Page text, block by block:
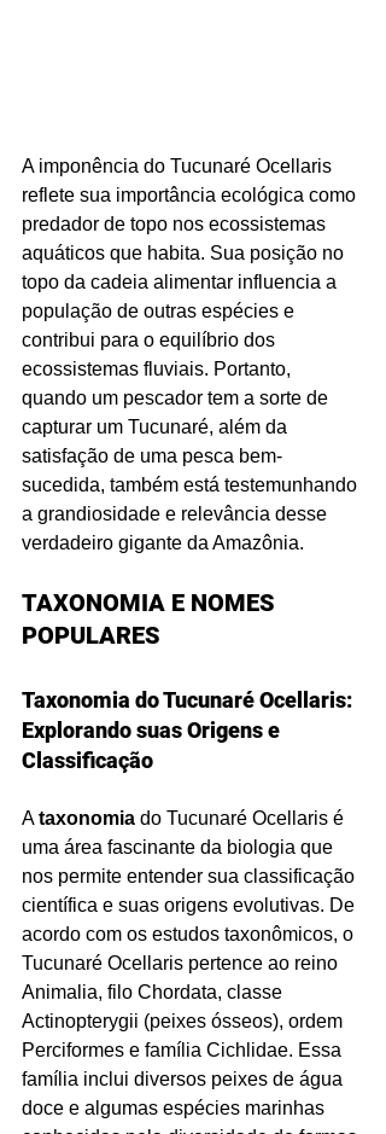
A imponência do Tucunaré Ocellaris
reflete sua importância ecológica como
predador de topo nos ecossistemas
aquáticos que habita. Sua posição no
topo da cadeia alimentar influencia a
população de outras espécies e
contribui para o equilíbrio dos
ecossistemas fluviais. Portanto,
quando um pescador tem a sorte de
capturar um Tucunaré, além da
satisfação de uma pesca bem-
sucedida, também está testemunhando
a grandiosidade e relevância desse
verdadeiro gigante da Amazônia.
TAXONOMIA E NOMES
POPULARES
Taxonomia do Tucunaré Ocellaris:
Explorando suas Origens e
Classificação
A taxonomia do Tucunaré Ocellaris é
uma área fascinante da biologia que
nos permite entender sua classificação
científica e suas origens evolutivas. De
acordo com os estudos taxonômicos, o
Tucunaré Ocellaris pertence ao reino
Animalia, filo Chordata, classe
Actinopterygii (peixes ósseos), ordem
Perciformes e família Cichlidae. Essa
família inclui diversos peixes de água
doce e algumas espécies marinhas